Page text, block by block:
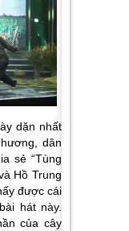
dặn nhất
dân
sẻ “Tùng
Hồ Trung
được cái
hát này.
của cây